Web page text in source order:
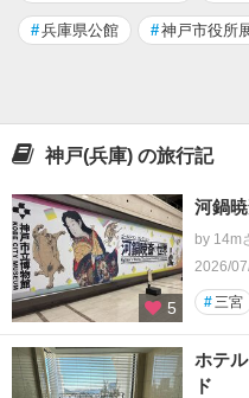
#兵庫県公館 #神戸市役所
神戸(兵庫) の旅行記
5
河鍋
by 14m
2026/
#三宮
ホテ
ド